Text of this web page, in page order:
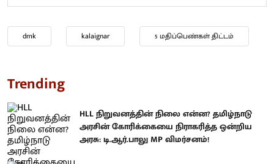
dmk kalaignar 5 மதிப்பெண்கள் திட்டம்
Trending
HLL நிறுவனத்தின் நிலை என்ன? தமிழ்நாடு
அரசின் கோரிக்கையை நிராகரித்த ஒன்றிய
அரசு: டி.ஆர்.பாலு MP விமர்சனம்!